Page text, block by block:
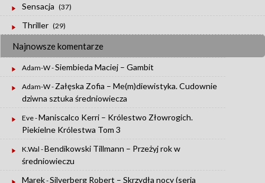
Sensacja (37)
Thriller (29)
Najnowsze komentarze
Adam-W-Siembieda Maciej – Gambit
Adam-W- Załęska Zofia – Me(m)diewistyka. Cudownie
dziwna sztuka średniowiecza
Eve-Maniscalco Kerri – Królestwo Złowrogich.
Piekielne Królestwa Tom 3
K.Wal -Bendikowski Tillmann – Przeżyj rok w
średniowieczu
Marek-Silverberg Robert – Skrzydła nocy (seria